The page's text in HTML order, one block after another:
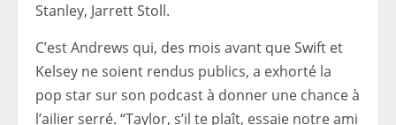
Stanley, Jarrett Stoll.
C’est Andrews qui, des mois avant que Swift et
Kelsey ne soient rendus publics, a exhorté la
pop star sur son podcast à donner une chance à
l’ailier serré. “Taylor, s’il te plaît, essaie notre ami